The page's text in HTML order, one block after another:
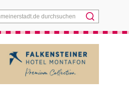
Menü